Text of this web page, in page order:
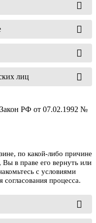
лиц
РФ от 07.02.1992 №
по какой-либо причине
в праве его вернуть или
с условиями
процесса.